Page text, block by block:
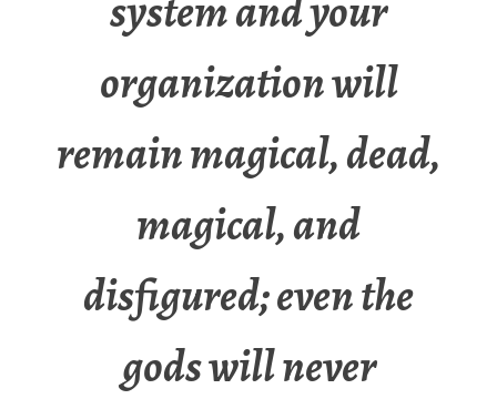
organization will
remain magical, dead,
magical, and
disfigured; even the
gods will never